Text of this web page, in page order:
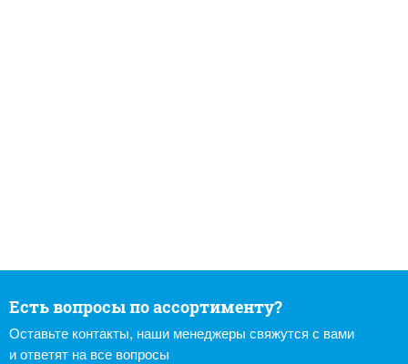
Есть вопросы по ассортименту?
Оставьте контакты, наши менеджеры свяжутся с вами
и ответят на все вопросы